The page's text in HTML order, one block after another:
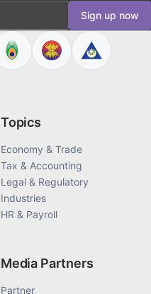
Sign up now
Topics
Economy & Trade
Tax & Accounting
Legal & Regulatory
Industries
HR & Payroll
Media Partners
Partner